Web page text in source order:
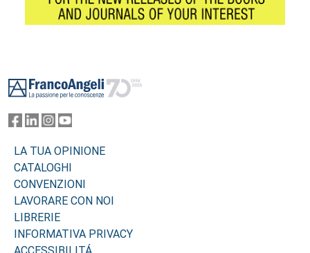
LA TUA OPINIONE
CATALOGHI
CONVENZIONI
LAVORARE CON NOI
LIBRERIE
INFORMATIVA PRIVACY